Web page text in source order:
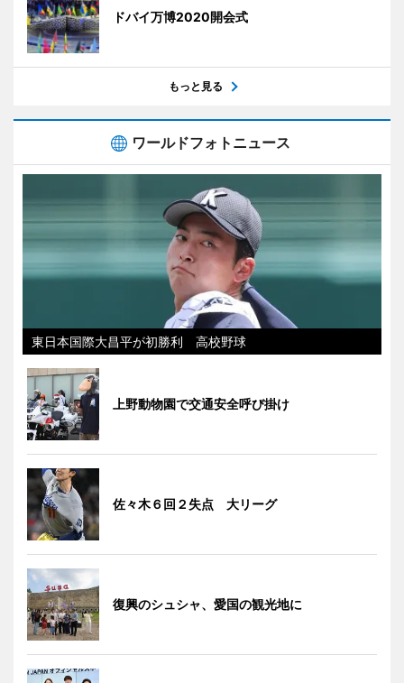
ドバイ万博2020開会式
もっと見る
ワールドフォトニュース
東日本国際大昌平が初勝利 高校野球
上野動物園で交通安全呼び掛け
佐々木６回２失点 大リーグ
復興のシュシャ、愛国の観光地に